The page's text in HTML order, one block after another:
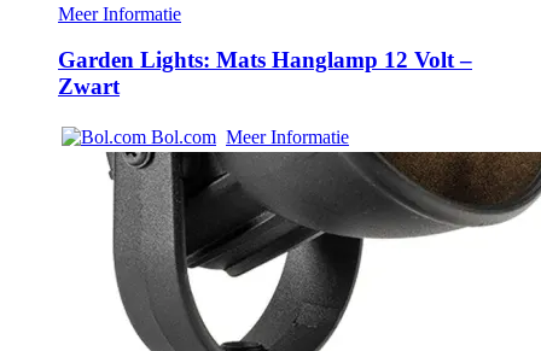
Meer Informatie
Garden Lights: Mats Hanglamp 12 Volt –
Zwart
Bol.com Meer Informatie